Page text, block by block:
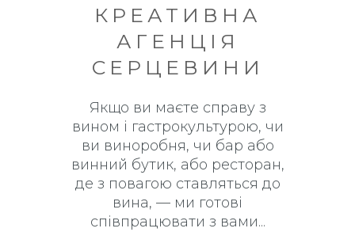
КРЕАТИВНА
АГЕНЦІЯ
СЕРЦЕВИНИ
Якщо ви маєте справу з
вином і гастрокультурою, чи
ви виноробня, чи бар або
винний бутик, або ресторан,
де з повагою ставляться до
вина, — ми готові
співпрацювати з вами